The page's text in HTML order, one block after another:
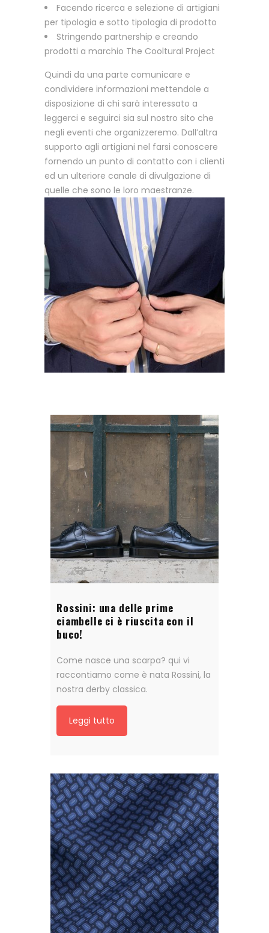
Facendo ricerca e selezione di artigiani
per tipologia e sotto tipologia di prodotto
Stringendo partnership e creando
prodotti a marchio The Cooltural Project
Quindi da una parte comunicare e
condividere informazioni mettendole a
disposizione di chi sarà interessato a
leggerci e seguirci sia sul nostro sito che
negli eventi che organizzeremo. Dall’altra
supporto agli artigiani nel farsi conoscere
fornendo un punto di contatto con i clienti
ed un ulteriore canale di divulgazione di
quelle che sono le loro maestranze.
Rossini: una delle prime
ciambelle ci è riuscita con il
buco!
Come nasce una scarpa? qui vi
raccontiamo come è nata Rossini, la
nostra derby classica.
Leggi tutto